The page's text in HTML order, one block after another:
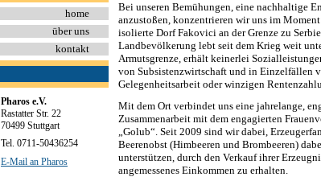
home
über uns
kontakt
Pharos e.V.
Rastatter Str. 22
70499 Stuttgart
Tel. 0711-50436254
E-Mail an Pharos
Bei unseren Bemühungen, eine nachhaltige
anzustoßen, konzentrieren wir uns im Moment
isolierte Dorf Fakovici an der Grenze zu
Landbevölkerung lebt seit dem Krieg weit
Armutsgrenze, erhält keinerlei
von Subsistenzwirtschaft und in Einzelfällen
Gelegenheitsarbeit oder winzigen
Mit dem Ort verbindet uns eine jahrelange,
Zusammenarbeit mit dem engagierten
„Golub“. Seit 2009 sind wir dabei,
Beerenobst (Himbeeren und Brombeeren)
unterstützen, durch den Verkauf ihrer
angemessenes Einkommen zu erhalten.